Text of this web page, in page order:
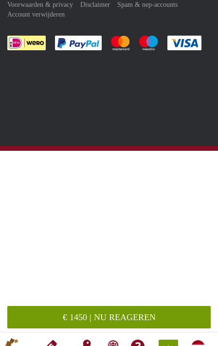
€ 1450 | NU REAGEREN
Voorwaarden & privacy
Disclaimer
Spam & nep-accounts
Account verwijderen
Je rekent gemakkelijk af met Paypal
Je rekent gemakkelijk af met
Je rekent